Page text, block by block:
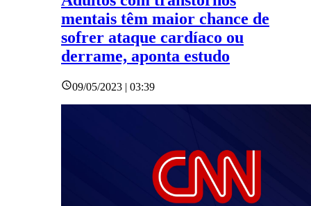
mentais têm maior chance de
sofrer ataque cardíaco ou
derrame, aponta estudo
09/05/2023 | 03:39